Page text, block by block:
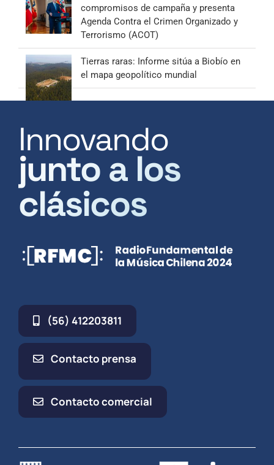
compromisos de campaña y presenta
Agenda Contra el Crimen Organizado y
Terrorismo (ACOT)
Tierras raras: Informe sitúa a Biobío en
el mapa geopolítico mundial
Innovando
junto a los
clásicos
(56) 412203811
Contacto prensa
Contacto comercial